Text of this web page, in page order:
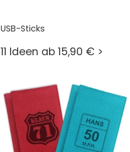
USB-Sticks
11 Ideen ab 15,90 € >